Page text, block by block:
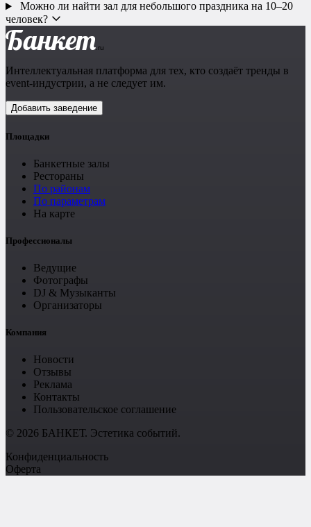
Можно ли найти зал для небольшого праздника на 10–20
человек?
Банкет.ru
Интеллектуальная платформа для тех, кто создаёт тренды в
event-индустрии, а не следует им.
Добавить заведение
Площадки
Банкетные залы
Рестораны
По районам
По параметрам
На карте
Профессионалы
Ведущие
Фотографы
DJ & Музыканты
Организаторы
Компания
Новости
Отзывы
Реклама
Контакты
Пользовательское соглашение
© 2026 БАНКЕТ. Эстетика событий.
Конфиденциальность
Оферта